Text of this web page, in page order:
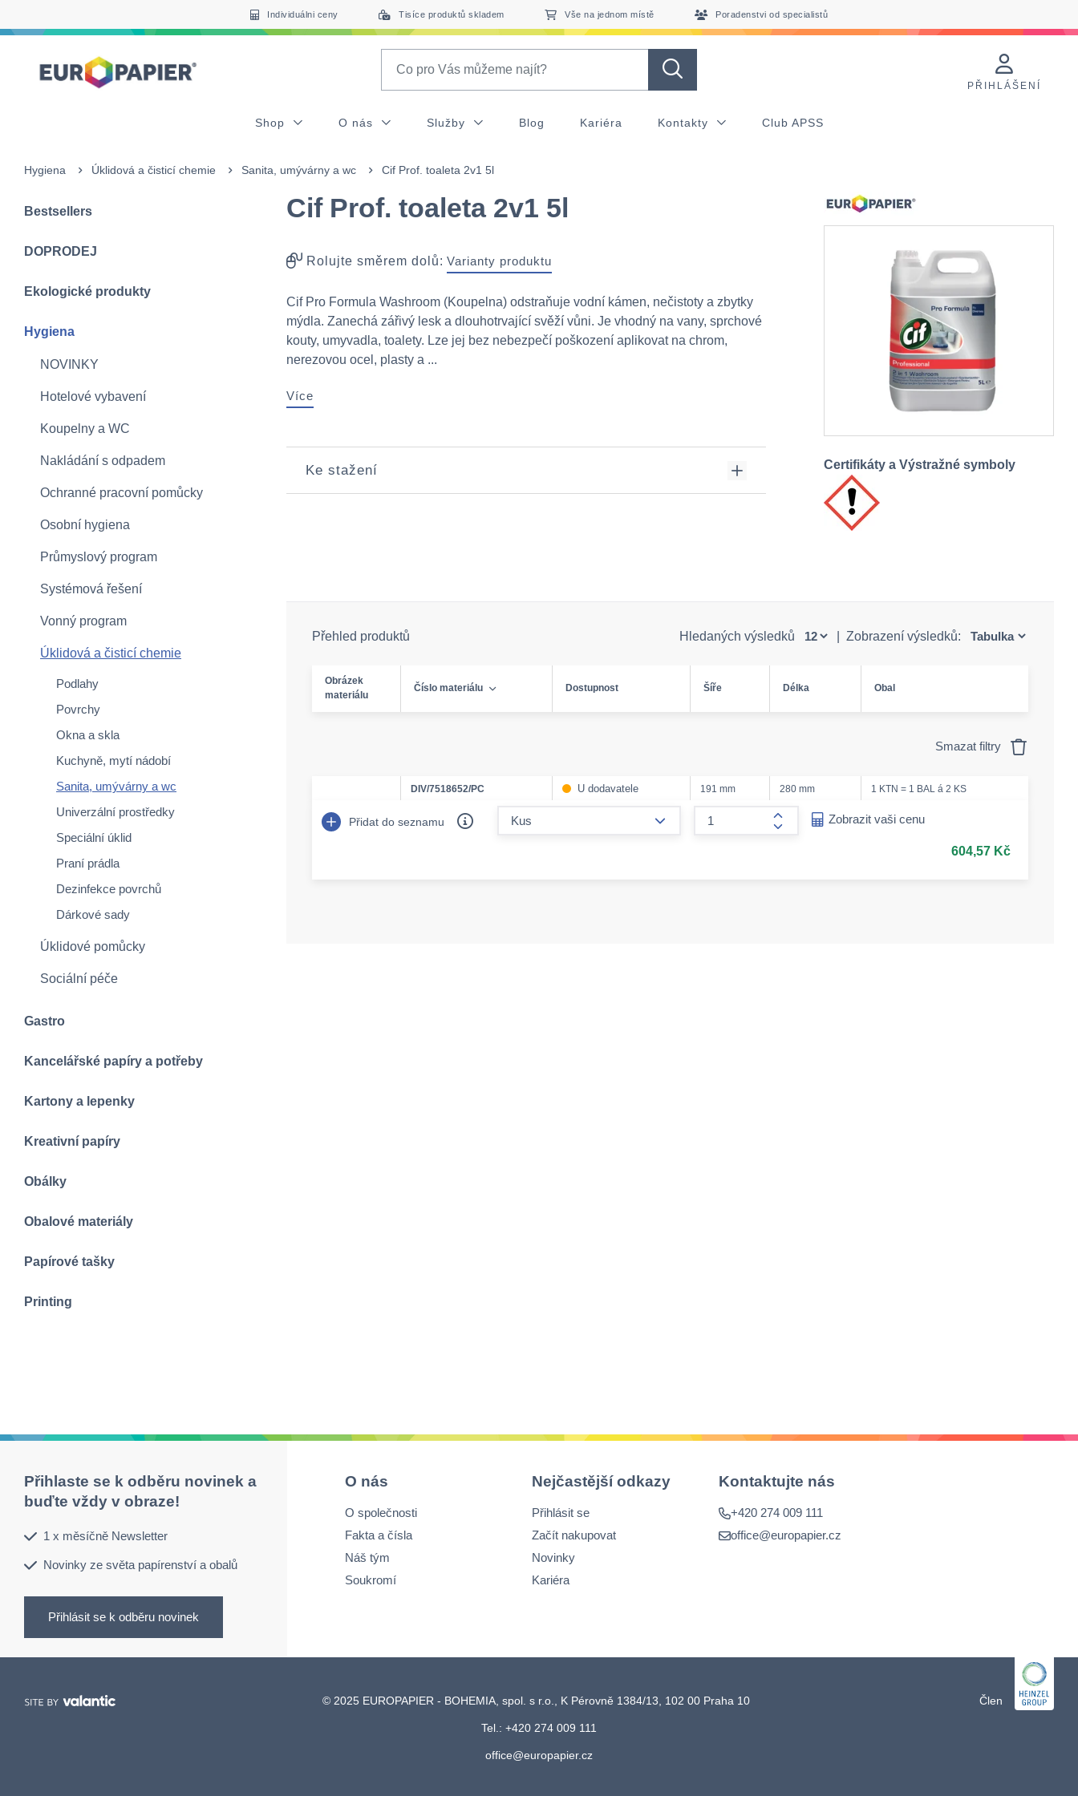
Individuálni ceny Tisíce produktů skladem Vše na jednom místě Poradenstvi od specialistů
PŘIHLÁŠENÍ
Shop O nás Služby Blog Kariéra Kontakty Club APSS
Hygiena Úklidová a čisticí chemie Sanita, umývárny a wc Cif Prof. toaleta 2v1 5l
Bestsellers
DOPRODEJ
Ekologické produkty
Hygiena
NOVINKY
Hotelové vybavení
Koupelny a WC
Nakládání s odpadem
Ochranné pracovní pomůcky
Osobní hygiena
Průmyslový program
Systémová řešení
Vonný program
Úklidová a čisticí chemie
Podlahy
Povrchy
Okna a skla
Kuchyně, mytí nádobí
Sanita, umývárny a wc
Univerzální prostředky
Speciální úklid
Praní prádla
Dezinfekce povrchů
Dárkové sady
Úklidové pomůcky
Sociální péče
Gastro
Kancelářské papíry a potřeby
Kartony a lepenky
Kreativní papíry
Obálky
Obalové materiály
Papírové tašky
Printing
Cif Prof. toaleta 2v1 5l
Rolujte směrem dolů: Varianty produktu
Cif Pro Formula Washroom (Koupelna) odstraňuje vodní kámen, nečistoty a zbytky
mýdla. Zanechá zářivý lesk a dlouhotrvající svěží vůni. Je vhodný na vany, sprchové
kouty, umyvadla, toalety. Lze jej bez nebezpečí poškození aplikovat na chrom,
nerezovou ocel, plasty a ...
Více
Ke stažení Certifikáty a Výstražné symboly
Přehled produktů Hledaných výsledků Zobrazení výsledků:
Obrázek
materiálu
Číslo materiálu Dostupnost Šíře Délka Obal
Smazat filtry
DIV/7518652/PC U dodavatele 191 mm 280 mm 1 KTN = 1 BAL á 2 KS
Přidat do seznamu
form.increase-amount
Zobrazit vaši cenu
604,57 Kč
Přihlaste se k odběru novinek a
buďte vždy v obraze!
1 x měsíčně Newsletter
Novinky ze světa papírenství a obalů
Přihlásit se k odběru novinek
O nás
O společnosti
Fakta a čísla
Náš tým
Soukromí
Nejčastější odkazy
Přihlásit se
Začít nakupovat
Novinky
Kariéra
Kontaktujte nás
+420 274 009 111
office@europapier.cz
© 2025 EUROPAPIER - BOHEMIA, spol. s r.o., K Pérovně 1384/13, 102 00 Praha 10
Tel.: +420 274 009 111
office@europapier.cz
Člen